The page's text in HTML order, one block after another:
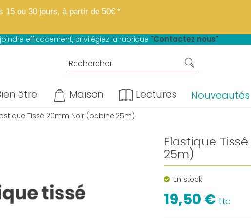
fait peau neuve. Mêmes matières, mêmes prix, mêmes avantages.
15 ou 30 jours, à partir de 50€ *
paiement en 4 fois sans frais*
efficacement, privilégiez la rubrique "Contactez nous"
être Maison Lectures Nouveautés
Tissé 20mm Noir (bobine 25m)
Elastique
25m)
En stock
19,50 € ttc